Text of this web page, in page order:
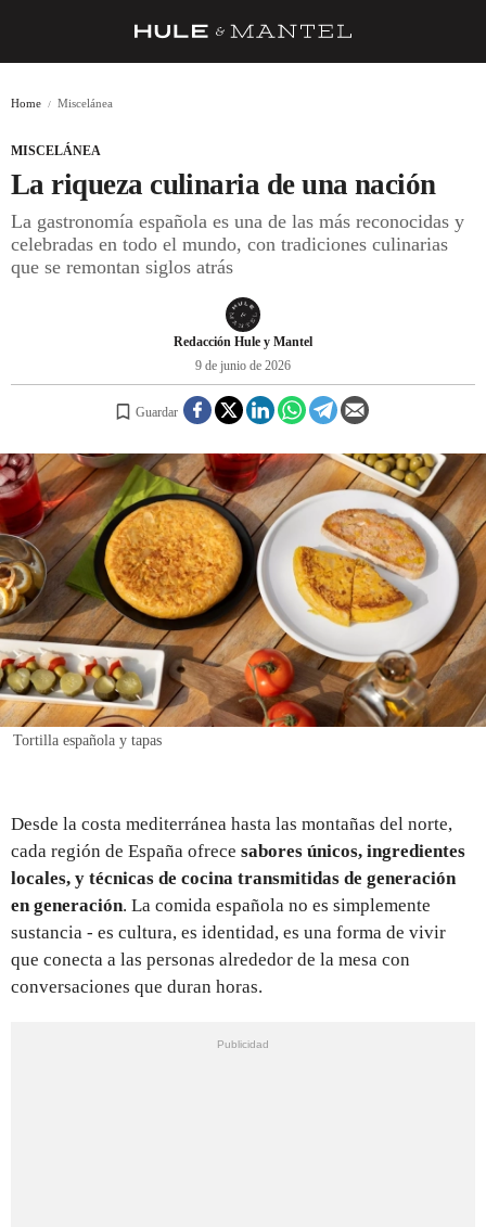
BARRAS Y ESTRELLAS
DÓNDE COMER
MENÚ DEL DÍA
A CUCHILLO
REGISTRO
INICIAR SESIÓN
Home Miscelánea
MISCELÁNEA
La riqueza culinaria de una nación
La gastronomía española es una de las más reconocidas y
celebradas en todo el mundo, con tradiciones culinarias
que se remontan siglos atrás
Redacción Hule y Mantel
9 de junio de 2026
Guardar
Tortilla española y tapas
Desde la costa mediterránea hasta las montañas del norte,
cada región de España ofrece sabores únicos, ingredientes
locales, y técnicas de cocina transmitidas de generación
en generación. La comida española no es simplemente
sustancia - es cultura, es identidad, es una forma de vivir
que conecta a las personas alrededor de la mesa con
conversaciones que duran horas.